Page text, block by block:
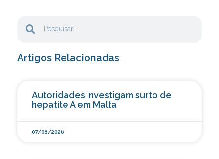
Artigos Relacionadas
Autoridades investigam surto de
hepatite A em Malta
07/08/2026